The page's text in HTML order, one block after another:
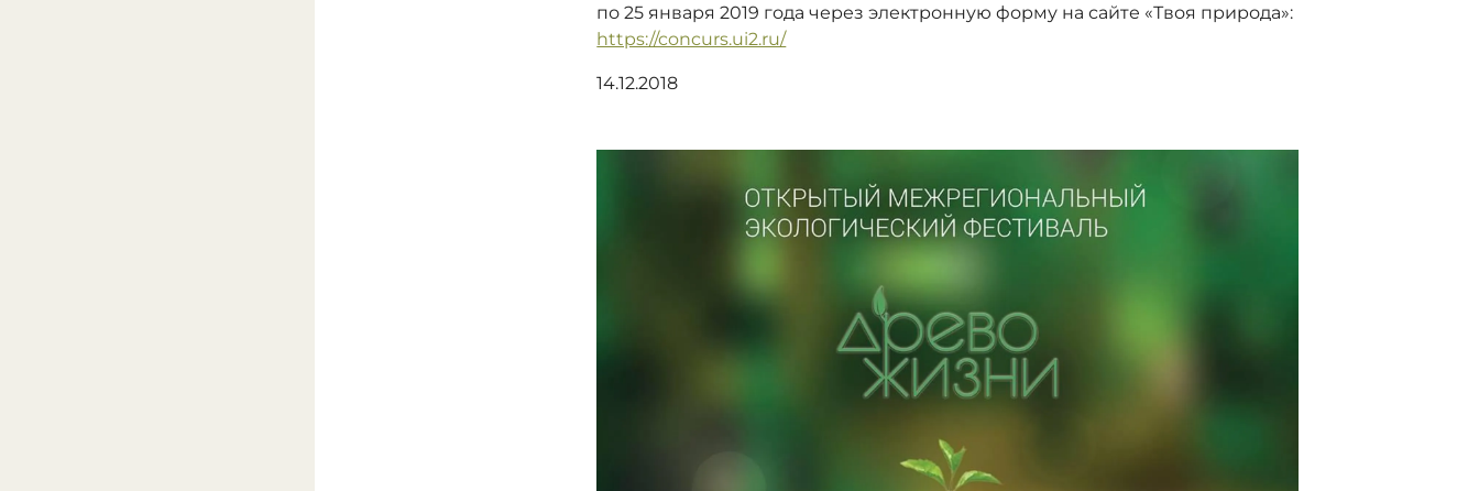
по 25 января 2019 года через электронную форму на сайте «Твоя природа»:
https://concurs.ui2.ru/
14.12.2018